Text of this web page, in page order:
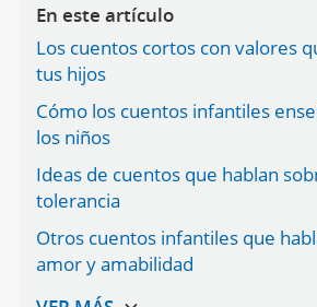
En este artículo
Los cuentos cortos con valores
tus hijos
Cómo los cuentos infantiles
los niños
Ideas de cuentos que hablan
tolerancia
Otros cuentos infantiles que
amor y amabilidad